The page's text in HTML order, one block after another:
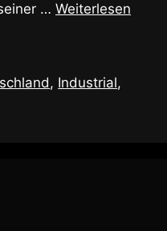
… Weiterlesen
, Industrial,